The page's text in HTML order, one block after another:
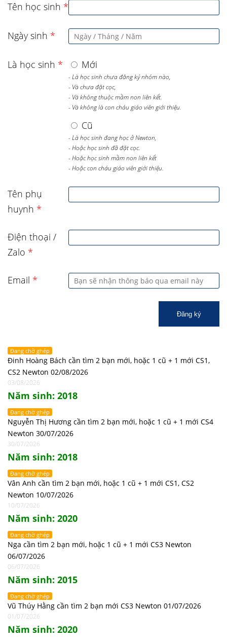
Tên học sinh *
Ngày sinh *
Là học sinh * Mới
- Là học sinh chưa đăng ký nhóm nào,
- Và chưa đặt cọc,
- Và không thuộc mầm non liên kết.
- Và không là con cháu giáo viên giới thiệu.
Cũ
- Là học sinh đang học ở Newton,
- Hoặc học sinh đã đặt cọc.
- Hoặc học sinh mầm non liên kết
- Hoặc con cháu giáo viên giới thiệu.
Tên phụ
huynh *
Điện thoại /
Zalo *
Email *
Đăng ký
Đang chờ ghép
Đinh Hoàng Bách cần tìm 2 bạn mới, hoặc 1 cũ + 1 mới CS1,
CS2 Newton 02/08/2026
03/08/2026
Năm sinh: 2018
Đang chờ ghép
Nguyễn Thị Hương cần tìm 2 bạn mới, hoặc 1 cũ + 1 mới CS4
Newton 30/07/2026
30/07/2026
Năm sinh: 2018
Đang chờ ghép
Vân Anh cần tìm 2 bạn mới, hoặc 1 cũ + 1 mới CS1, CS2
Newton 10/07/2026
10/07/2026
Năm sinh: 2020
Đang chờ ghép
Nga cần tìm 2 bạn mới, hoặc 1 cũ + 1 mới CS3 Newton
06/07/2026
06/07/2026
Năm sinh: 2015
Đang chờ ghép
Vũ Thúy Hằng cần tìm 2 bạn mới CS3 Newton 01/07/2026
01/07/2026
Năm sinh: 2020